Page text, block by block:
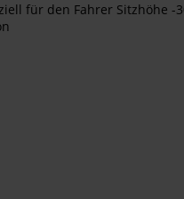
für den Fahrer Sitzhöhe -